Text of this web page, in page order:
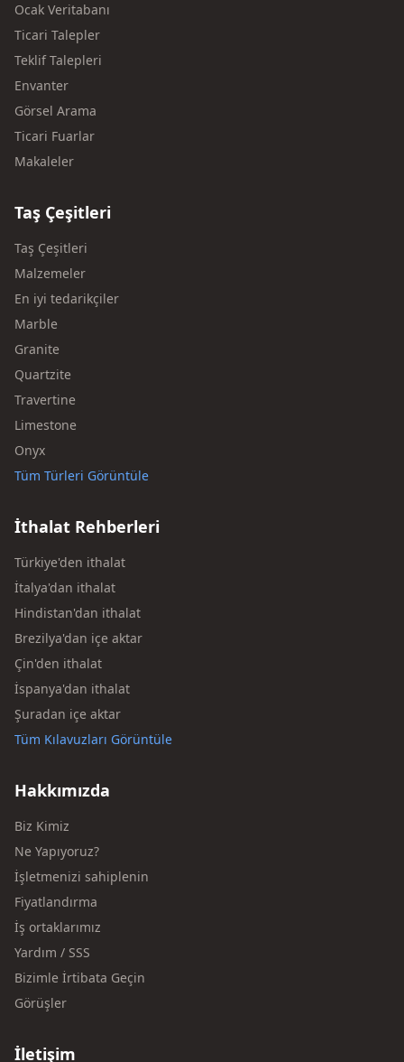
Ocak Veritabanı
Ticari Talepler
Teklif Talepleri
Envanter
Görsel Arama
Ticari Fuarlar
Makaleler
Taş Çeşitleri
Taş Çeşitleri
Malzemeler
En iyi tedarikçiler
Marble
Granite
Quartzite
Travertine
Limestone
Onyx
Tüm Türleri Görüntüle
İthalat Rehberleri
Türkiye'den ithalat
İtalya'dan ithalat
Hindistan'dan ithalat
Brezilya'dan içe aktar
Çin'den ithalat
İspanya'dan ithalat
Şuradan içe aktar
Tüm Kılavuzları Görüntüle
Hakkımızda
Biz Kimiz
Ne Yapıyoruz?
İşletmenizi sahiplenin
Fiyatlandırma
İş ortaklarımız
Yardım / SSS
Bizimle İrtibata Geçin
Görüşler
İletişim